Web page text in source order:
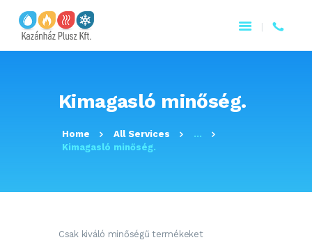
Kimagasló minőség.
Home All Services
...
Kimagasló minőség.
FŐOLDAL
RÓLUNK
Csak kiváló minőségű termékeket